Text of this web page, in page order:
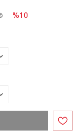
%10